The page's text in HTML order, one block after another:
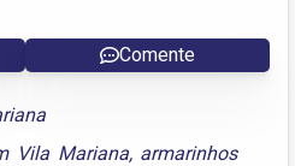
Comente
Vila Mariana, armarinhos